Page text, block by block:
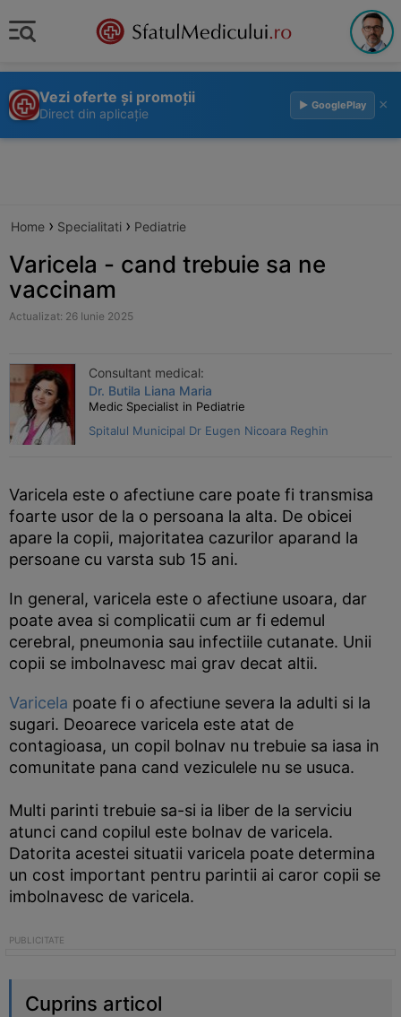
Vezi oferte și promoții
Direct din aplicație
▶ GooglePlay ×
Home › Specialitati › Pediatrie
Varicela - cand trebuie sa ne
vaccinam
Actualizat: 26 Iunie 2025
Consultant medical:
Dr. Butila Liana Maria
Medic Specialist in Pediatrie
Spitalul Municipal Dr Eugen Nicoara Reghin
Varicela este o afectiune care poate fi transmisa
foarte usor de la o persoana la alta. De obicei
apare la copii, majoritatea cazurilor aparand la
persoane cu varsta sub 15 ani.
In general, varicela este o afectiune usoara, dar
poate avea si complicatii cum ar fi edemul
cerebral, pneumonia sau infectiile cutanate. Unii
copii se imbolnavesc mai grav decat altii.
Varicela poate fi o afectiune severa la adulti si la
sugari. Deoarece varicela este atat de
contagioasa, un copil bolnav nu trebuie sa iasa in
comunitate pana cand veziculele nu se usuca.
Multi parinti trebuie sa-si ia liber de la serviciu
atunci cand copilul este bolnav de varicela.
Datorita acestei situatii varicela poate determina
un cost important pentru parintii ai caror copii se
imbolnavesc de varicela.
Cuprins articol